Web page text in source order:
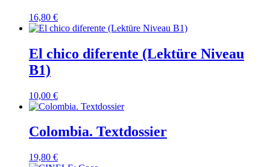
16,80 €
El chico diferente (Lektüre Niveau
B1)
10,00 €
Colombia. Textdossier
19,80 €